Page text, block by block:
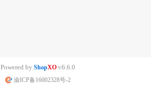
Powered by ShopXO v6.6.0
渝ICP备16002328号-2